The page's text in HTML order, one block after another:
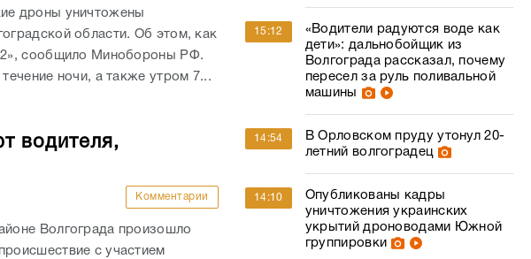
дроны уничтожены
области. Об этом, как
сообщило Минобороны РФ.
ночи, а также утром 7...
водителя,
Комментарии
Волгограда произошло
с участием
15:12
«Водители радуются воде как
дети»: дальнобойщик из
Волгограда рассказал, почему
пересел за руль поливальной
машины
14:54
В Орловском пруду утонул 20-
летний волгоградец
14:10
Опубликованы кадры
уничтожения украинских
укрытий дроноводами Южной
группировки